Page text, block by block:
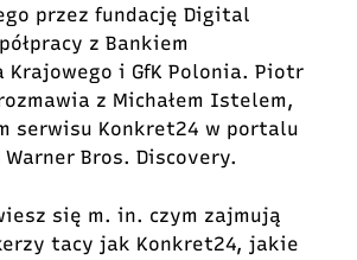
przez fundację Digital
z Bankiem
Krajowego i GfK Polonia. Piotr
z Michałem Istelem,
serwisu Konkret24 w portalu
Warner Bros. Discovery.
się m. in. czym zajmują
tacy jak Konkret24, jakie